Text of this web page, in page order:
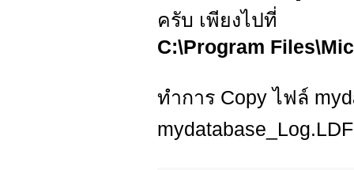
ครับ เพียงไปที่
C:\Program
ทำการ Copy ไฟล์